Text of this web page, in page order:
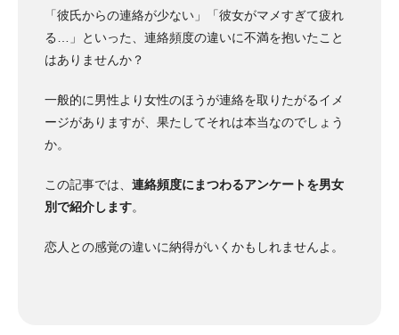
「彼氏からの連絡が少ない」「彼女がマメすぎて疲れ
る…」といった、連絡頻度の違いに不満を抱いたこと
はありませんか？
一般的に男性より女性のほうが連絡を取りたがるイメ
ージがありますが、果たしてそれは本当なのでしょう
か。
この記事では、 連絡頻度にまつわるアンケートを男女
別で紹介します。
恋人との感覚の違いに納得がいくかもしれませんよ。